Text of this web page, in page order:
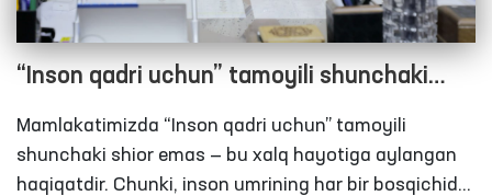
“Inson qadri uchun” tamoyili shunchaki
shior emas — bu xalq hayotiga aylangan
haqiqat
Mamlakatimizda “Inson qadri uchun” tamoyili
shunchaki shior emas — bu xalq hayotiga aylangan
haqiqatdir. Chunki, inson umrining har bir bosqichida